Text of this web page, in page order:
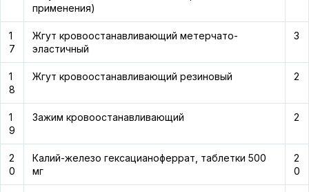
применения)
1
7
Жгут кровоостанавливающий метерчато-
эластичный
3
1
8
Жгут кровоостанавливающий резиновый 2
1
9
Зажим кровоостанавливающий 2
2
0
Калий-железо гексацианоферрат, таблетки 500
мг
2
0